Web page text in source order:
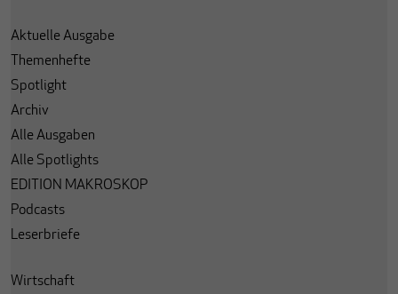
Aktuelle Ausgabe
Themenhefte
Spotlight
Archiv
Alle Ausgaben
Alle Spotlights
EDITION MAKROSKOP
Podcasts
Leserbriefe
Wirtschaft